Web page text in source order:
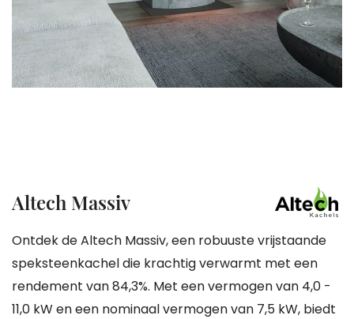
Ga
naar
het
begin
van
de
Altech Massiv
Ontdek de Altech Massiv, een robuuste vrijstaande
speksteenkachel die krachtig verwarmt met een
rendement van 84,3%. Met een vermogen van 4,0 -
11,0 kW en een nominaal vermogen van 7,5 kW, biedt